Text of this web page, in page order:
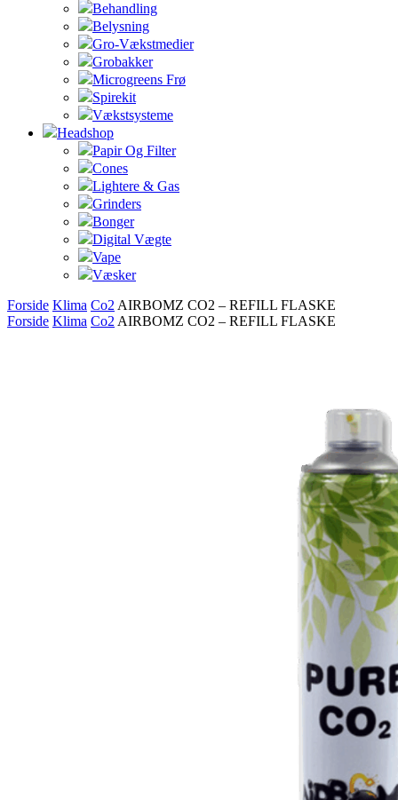
Behandling
Belysning
Gro-Vækstmedier
Grobakker
Microgreens Frø
Spirekit
Vækstsysteme
Headshop
Papir Og Filter
Cones
Lightere & Gas
Grinders
Bonger
Digital Vægte
Vape
Væsker
Forside Klima Co2 AIRBOMZ CO2 – REFILL FLASKE
Forside Klima Co2 AIRBOMZ CO2 – REFILL FLASKE